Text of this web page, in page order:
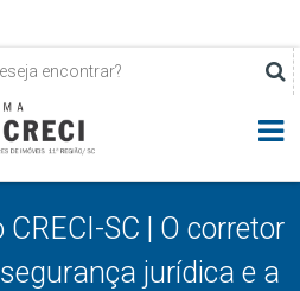
SC | O corretor
jurídica e a